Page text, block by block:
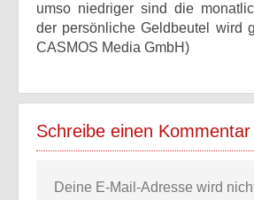
umso niedriger sind die
der persönliche Geldbeutel wird
CASMOS Media GmbH)
Schreibe einen Kommentar
Deine E-Mail-Adresse wird